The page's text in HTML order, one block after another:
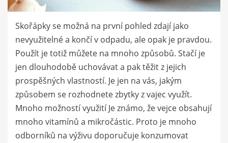
Skořápky se možná na první pohled zdají jako
nevyužitelné a končí v odpadu, ale opak je pravdou.
Použít je totiž můžete na mnoho způsobů. Stačí je
jen dlouhodobě uchovávat a pak těžit z jejich
prospěšných vlastností. Je jen na vás, jakým
způsobem se rozhodnete zbytky z vajec využít.
Mnoho možností využití Je známo, že vejce obsahují
mnoho vitamínů a mikročástic. Proto je mnoho
odborníků na výživu doporučuje konzumovat